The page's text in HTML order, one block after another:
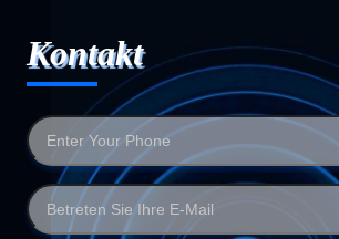
Kontakt